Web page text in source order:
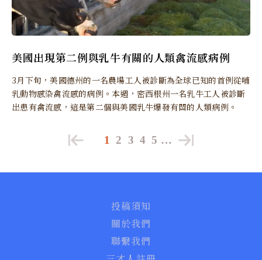
美國出現第二例與乳牛有關的人類禽流感病例
3月下旬，美國德州的一名農場工人被診斷為全球已知的首例從哺
乳動物感染禽流感的病例。本週，密西根州一名乳牛工人被診斷
出患有禽流感，這是第二個與美國乳牛爆發有關的人類病例。
1 2 3 4 5 …
投稿須知
關於我們
聯繫我們